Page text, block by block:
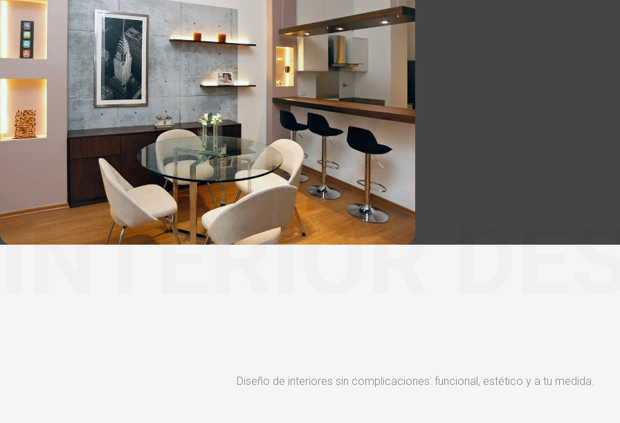
INTERIOR
Diseño de interiores sin complicaciones: funcional, estético y a tu medida.